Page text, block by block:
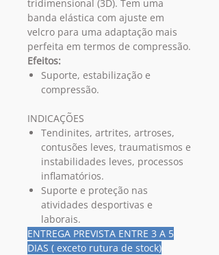
tridimensional (3D). Tem uma
banda elástica com ajuste em
velcro para uma adaptação mais
perfeita em termos de compressão.
Efeitos:
Suporte, estabilização e
compressão.
INDICAÇÕES
Tendinites, artrites, artroses,
contusões leves, traumatismos e
instabilidades leves, processos
inflamatórios.
Suporte e proteção nas
atividades desportivas e
laborais.
ENTREGA PREVISTA ENTRE 3 A 5
DIAS ( exceto rutura de stock)